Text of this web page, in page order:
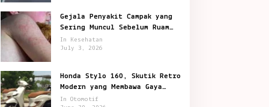
Gejala Penyakit Campak yang
Sering Muncul Sebelum Ruam
Terlihat
In Kesehatan
July 3, 2026
Honda Stylo 160, Skutik Retro
Modern yang Membawa Gaya
Kota Lebih Berkelas
In Otomotif